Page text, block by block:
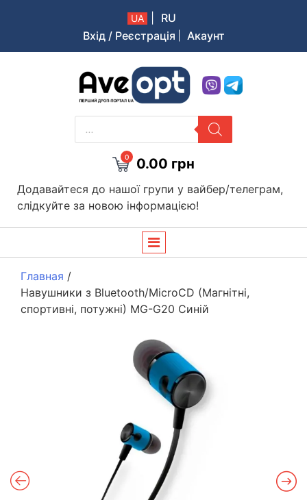
UA
RU
Вхід / Реєстрація
Акаунт
Aveopt – оптова дропшипінг платформа в Україні
PRODUCTS
SEARCH
0 0.00 грн
Додавайтеся до нашої групи у вайбер/телеграм,
слідкуйте за новою інформацією!
Главная /
Навушники з Bluetooth/MicroCD (Магнітні,
спортивні, потужні) MG-G20 Синій